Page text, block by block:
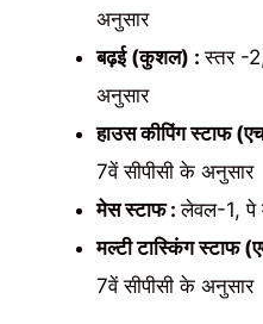
अनुसार
बढ़ई (कुशल) :स्तर -
अनुसार
हाउस कीपिंग स्टाफ
7वें सीपीसी के अनुसार
मेस स्टाफ :लेवल-1, पे
मल्टी टास्किंग स्टाफ
7वें सीपीसी के अनुसार